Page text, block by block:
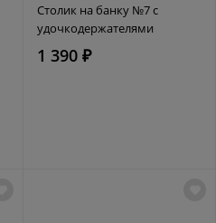
Столик на банку №7 с
удочкодержателями
1 390 ₽